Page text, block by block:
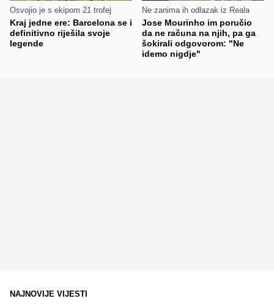
Osvojio je s ekipom 21 trofej
Kraj jedne ere: Barcelona se i
definitivno riješila svoje
legende
Ne zanima ih odlazak iz Reala
Jose Mourinho im poručio
da ne računa na njih, pa ga
šokirali odgovorom: "Ne
idemo nigdje"
NAJNOVIJE VIJESTI